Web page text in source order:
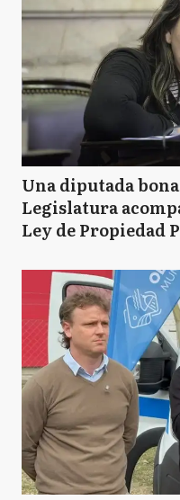
Una diputada
Legislatura
Ley de Propiedad